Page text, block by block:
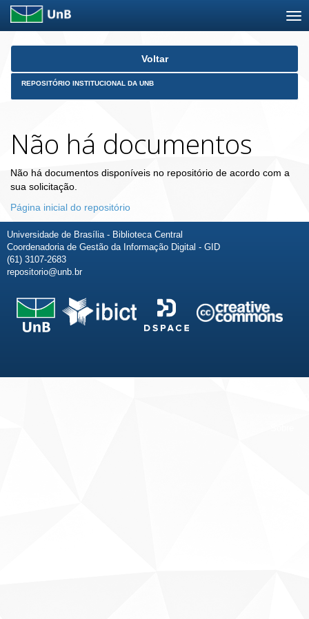
Skip
Voltar
REPOSITÓRIO INSTITUCIONAL DA UNB
Não há documentos
Não há documentos disponíveis no repositório de acordo com a
sua solicitação.
Página inicial do repositório
Universidade de Brasília - Biblioteca Central
Coordenadoria de Gestão da Informação Digital - GID
(61) 3107-2683
repositorio@unb.br